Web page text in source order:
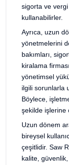
sigorta ve
kullanabilirler.
Ayrıca, uzun
yönetmelerini
bakımları,
kiralama
yönetimsel
ilgili sorunlarla
Böylece,
şekilde işlerine
Uzun dönem
bireysel
çeşitlidir. Saw
kalite,